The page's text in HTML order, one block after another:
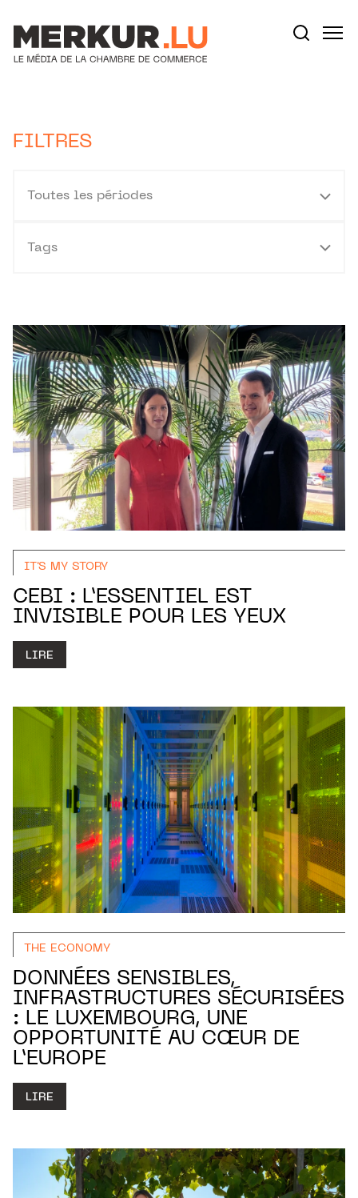
FILTRES
Toutes les périodes
Tags
IT'S MY STORY
CEBI : L’ESSENTIEL EST
INVISIBLE POUR LES YEUX
LIRE
THE ECONOMY
DONNÉES SENSIBLES,
INFRASTRUCTURES SÉCURISÉES
: LE LUXEMBOURG, UNE
OPPORTUNITÉ AU CŒUR DE
L’EUROPE
LIRE